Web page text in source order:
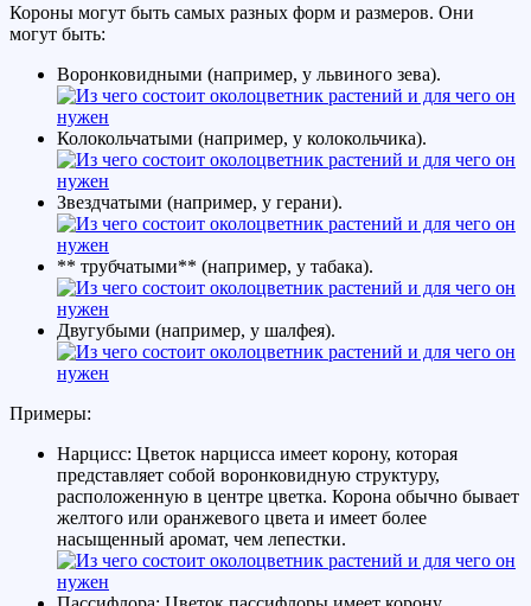
Короны могут быть самых разных форм и размеров. Они
могут быть:
Воронковидными (например, у львиного зева).
Колокольчатыми (например, у колокольчика).
Звездчатыми (например, у герани).
** трубчатыми** (например, у табака).
Двугубыми (например, у шалфея).
Примеры:
Нарцисс: Цветок нарцисса имеет корону, которая
представляет собой воронковидную структуру,
расположенную в центре цветка. Корона обычно бывает
желтого или оранжевого цвета и имеет более
насыщенный аромат, чем лепестки.